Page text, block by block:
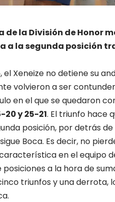
de la División de Honor
a la segunda posición
Xeneize no detiene su
volvieron a ser
en el que se quedaron
20 y 25-21. El triunfo hace
posición, por detrás de
Boca. Es decir, no
en el equipo
a la hora de
triunfos y una derrota,